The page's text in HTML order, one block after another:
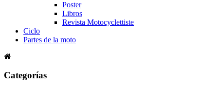
Poster
Libros
Revista Motocyclettiste
Ciclo
Partes de la moto
Categorías